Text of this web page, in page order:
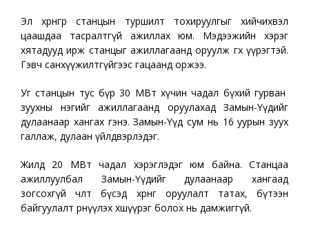
Эл хөрөнгөөр станцын туршилт тохируулгыг хийчихвэл
цаашдаа тасралтгүй ажиллах юм. Мэдээжийн хэрэг
хятадууд ирж станцыг ажиллагаанд оруулж өгөх үүрэгтэй.
Гэвч санхүүжилтгүйгээс гацаанд оржээ.
Уг станцын тус бүр 30 МВт хүчин чадал бүхий гурван
зуухны нэгийг ажиллагаанд оруулахад Замын-Үүдийг
дулаанаар хангах гэнэ. Замын-Үүд сум нь 16 уурын зуух
галлаж, дулаан үйлдвэрлэдэг.
Жилд 20 МВт чадал хэрэглэдэг юм байна. Станцаа
ажиллуулбал Замын-Үүдийг дулаанаар хангаад
зогсохгүй чөлөөт бүсэд хөрөнгө оруулалт татах, бүтээн
байгуулалт өрнүүлэх хөшүүрэг болох нь дамжиггүй.